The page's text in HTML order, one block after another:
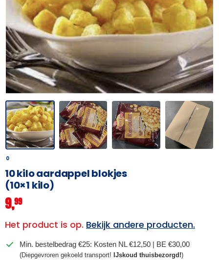
0
10 kilo aardappel blokjes
(10×1 kilo)
9,99
Het product is op. Bekijk andere producten.
Min. bestelbedrag €25: Kosten NL €12,50 | BE €30,00
(Diepgevroren gekoeld transport! IJskoud thuisbezorgd!)